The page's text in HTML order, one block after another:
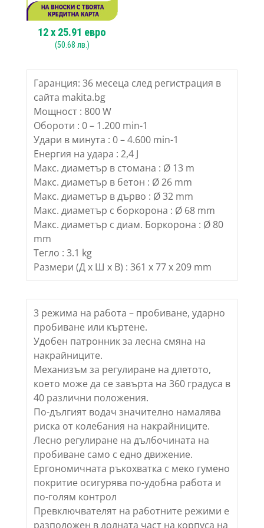
12x 25.91 евро
(50.68 лв.)
Гаранция: 36 месеца след регистрация в
сайта makita.bg
Мощност : 800 W
Обороти : 0 – 1.200 min-1
Удари в минута : 0 – 4.600 min-1
Енергия на удара : 2,4 J
Макс. диаметър в стомана : Ø 13 m
Макс. диаметър в бетон : Ø 26 mm
Макс. диаметър в дърво : Ø 32 mm
Макс. диаметър с боркорона : Ø 68 mm
Макс. диаметър с диам. Боркорона : Ø 80
mm
Тегло : 3.1 kg
Размери (Д x Ш x В) : 361 x 77 x 209 mm
3 режима на работа – пробиване, ударно
пробиване или къртене.
Удобен патронник за лесна смяна на
накрайниците.
Механизъм за регулиране на длетото,
което може да се завърта на 360 градуса в
40 различни положения.
По-дългият водач значително намалява
риска от колебания на накрайниците.
Лесно регулиране на дълбочината на
пробиване само с едно движение.
Ергономичната ръкохватка с меко гумено
покритие осигурява по-удобна работа и
по-голям контрол
Превключвателят на работните режими е
разположен в долната част на корпуса на